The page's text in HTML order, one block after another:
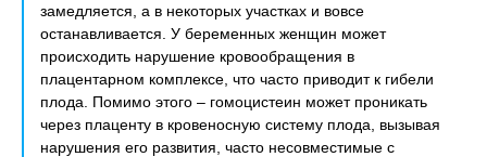
замедляется, а в некоторых участках и вовсе
останавливается. У беременных женщин может
происходить нарушение кровообращения в
плацентарном комплексе, что часто приводит к гибели
плода. Помимо этого – гомоцистеин может проникать
через плаценту в кровеносную систему плода, вызывая
нарушения его развития, часто несовместимые с